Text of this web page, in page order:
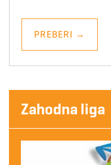
PREBERI →
Zahodna liga